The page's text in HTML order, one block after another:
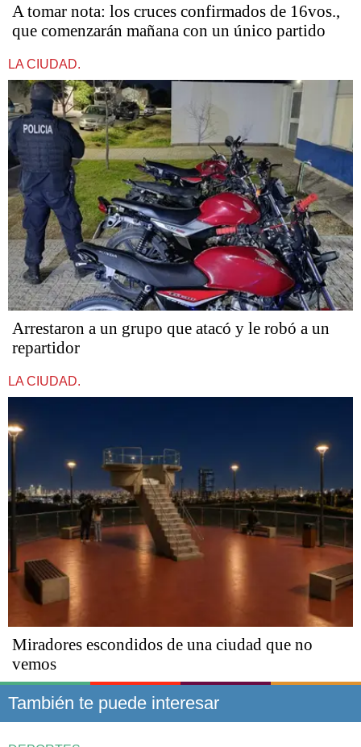
A tomar nota: los cruces confirmados de 16vos.,
que comenzarán mañana con un único partido
LA CIUDAD.
Arrestaron a un grupo que atacó y le robó a un
repartidor
LA CIUDAD.
Miradores escondidos de una ciudad que no
vemos
También te puede interesar